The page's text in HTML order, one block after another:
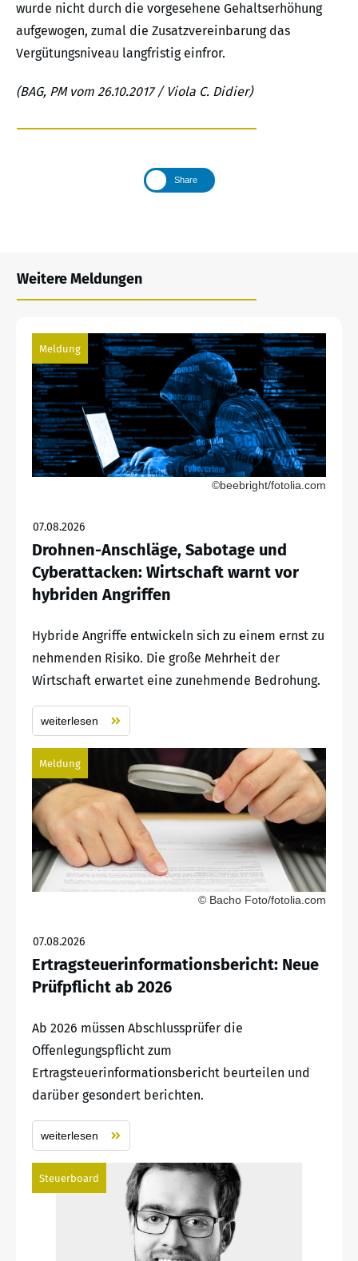
wurde nicht durch die vorgesehene Gehaltserhöhung
aufgewogen, zumal die Zusatzvereinbarung das
Vergütungsniveau langfristig einfror.
(BAG, PM vom 26.10.2017 / Viola C. Didier)
Share
Weitere Meldungen
Meldung
©beebright/fotolia.com
07.08.2026
Drohnen-Anschläge, Sabotage und
Cyberattacken: Wirtschaft warnt vor
hybriden Angriffen
Hybride Angriffe entwickeln sich zu einem ernst zu
nehmenden Risiko. Die große Mehrheit der
Wirtschaft erwartet eine zunehmende Bedrohung.
weiterlesen
Meldung
© Bacho Foto/fotolia.com
07.08.2026
Ertragsteuerinformationsbericht: Neue
Prüfpflicht ab 2026
Ab 2026 müssen Abschlussprüfer die
Offenlegungspflicht zum
Ertragsteuerinformationsbericht beurteilen und
darüber gesondert berichten.
weiterlesen
Steuerboard